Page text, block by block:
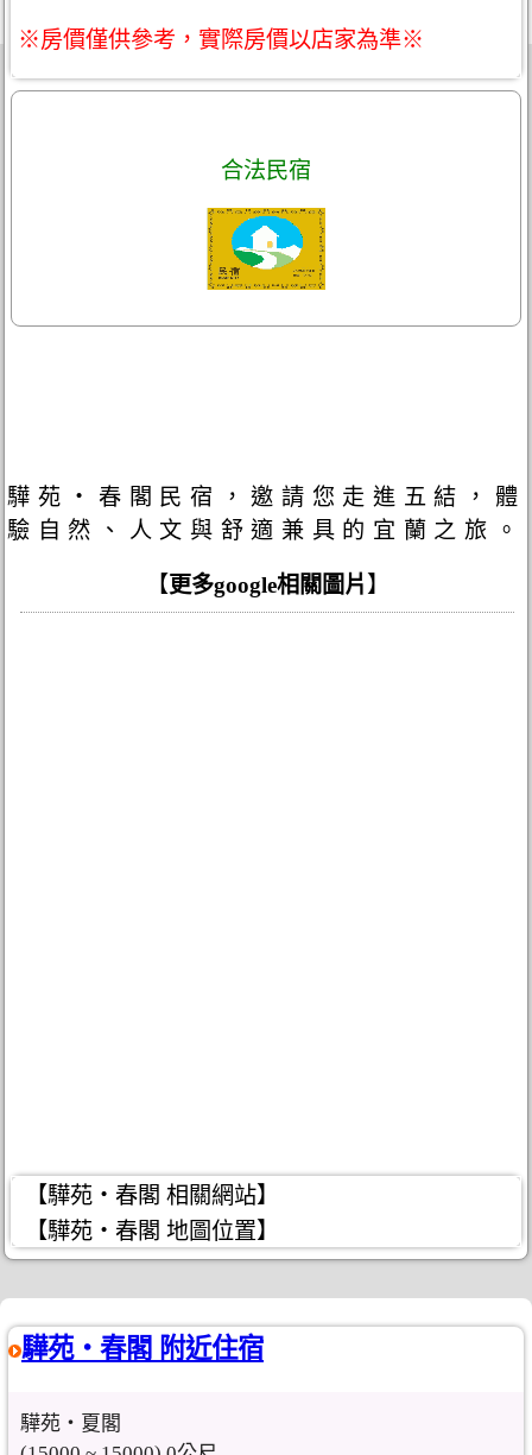
※房價僅供參考，實際房價以店家為準※
合法民宿
驊苑‧春閣民宿，邀請您走進五結，體
驗自然、人文與舒適兼具的宜蘭之旅。
【更多google相關圖片 】
【驊苑‧春閣 相關網站】
【驊苑‧春閣 地圖位置】
驊苑‧春閣 附近住宿
驊苑‧夏閣